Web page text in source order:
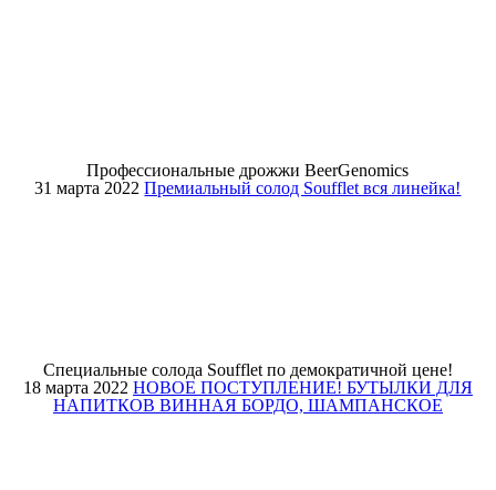
Профессиональные дрожжи BeerGenomics
31 марта 2022 Премиальный солод Soufflet вся линейка!
Специальные солода Soufflet по демократичной цене!
18 марта 2022 НОВОЕ ПОСТУПЛЕНИЕ! БУТЫЛКИ ДЛЯ
НАПИТКОВ ВИННАЯ БОРДО, ШАМПАНСКОЕ